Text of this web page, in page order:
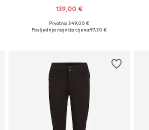
139,00 €
Dostupne veličine: L, XL
Prvotno: 349,00 €
Posljednja najniža cijena:97,30 €